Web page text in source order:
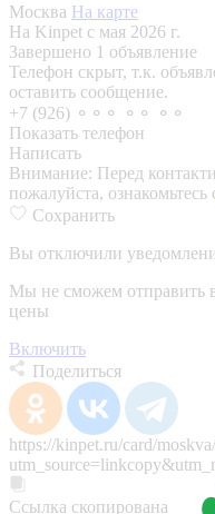
Москва На карте
На Kinpet c мая 2026 г.
Завершено 1 объявление
Телефон скрыт, т.к.
оставить сообщение.
+7 (926) ⚬⚬⚬ ⚬⚬ ⚬⚬
Показать телефон
Написать
Внимание: Перед
пожалуйста, ознакомьтесь
Сохранить
Вы отключили
Мы не сможем отправить
цены
Включить
Поделиться
https://kinpet.ru/card/
Ссылка скопирована